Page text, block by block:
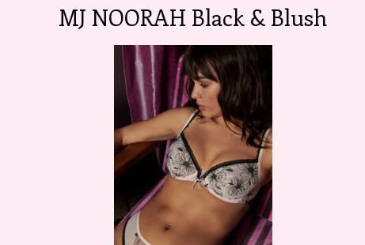
MJ NOORAH Black & Blush